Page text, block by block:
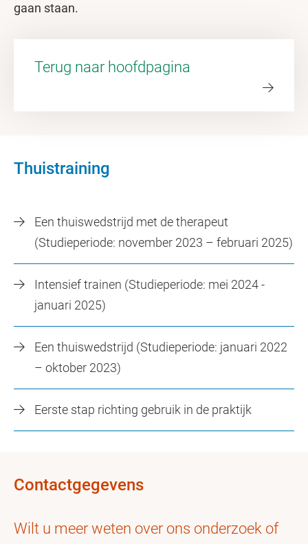
gaan staan.
Terug naar hoofdpagina
Thuistraining
Een thuiswedstrijd met de therapeut
(Studieperiode: november 2023 – februari 2025)
Intensief trainen (Studieperiode: mei 2024 -
januari 2025)
Een thuiswedstrijd (Studieperiode: januari 2022
– oktober 2023)
Eerste stap richting gebruik in de praktijk
Contactgegevens
Wilt u meer weten over ons onderzoek of